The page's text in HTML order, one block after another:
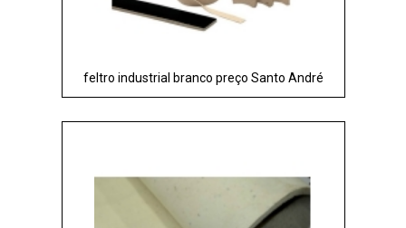
feltro industrial branco preço Santo André